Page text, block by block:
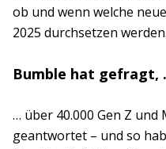
ob und wenn welche
2025 durchsetzen werden.
Bumble hat gefragt,
… über 40.000 Gen Z und
geantwortet – und so